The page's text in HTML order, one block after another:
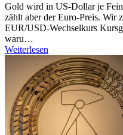
Gold wird in US-Dollar je
zählt aber der Euro-Preis. Wir
EUR/USD-Wechselkurs
waru…
Weiterlesen